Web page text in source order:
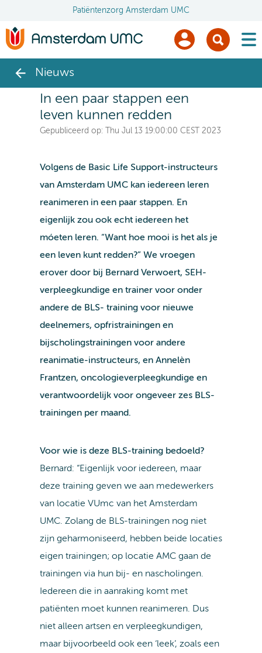
Patiëntenzorg Amsterdam UMC
Nieuws
In een paar stappen een
leven kunnen redden
Gepubliceerd op: Thu Jul 13 19:00:00 CEST 2023
Volgens de Basic Life Support-instructeurs
van Amsterdam UMC kan iedereen leren
reanimeren in een paar stappen. En
eigenlijk zou ook echt iedereen het
móeten leren. “Want hoe mooi is het als je
een leven kunt redden?” We vroegen
erover door bij Bernard Verwoert, SEH-
verpleegkundige en trainer voor onder
andere de BLS- training voor nieuwe
deelnemers, opfristrainingen en
bijscholingstrainingen voor andere
reanimatie-instructeurs, en Annelèn
Frantzen, oncologieverpleegkundige en
verantwoordelijk voor ongeveer zes BLS-
trainingen per maand.
Voor wie is deze BLS-training bedoeld?
Bernard: “Eigenlijk voor iedereen, maar
deze training geven we aan medewerkers
van locatie VUmc van het Amsterdam
UMC. Zolang de BLS-trainingen nog niet
zijn geharmoniseerd, hebben beide locaties
eigen trainingen; op locatie AMC gaan de
trainingen via hun bij- en nascholingen.
Iedereen die in aanraking komt met
patiënten moet kunnen reanimeren. Dus
niet alleen artsen en verpleegkundigen,
maar bijvoorbeeld ook een ‘leek’, zoals een